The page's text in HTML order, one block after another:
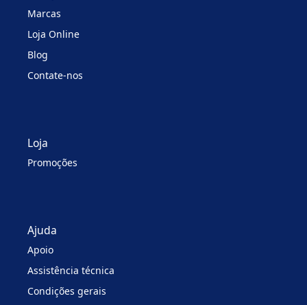
Marcas
Loja Online
Blog
Contate-nos
Loja
Promoções
Ajuda
Apoio
Assistência técnica
Condições gerais